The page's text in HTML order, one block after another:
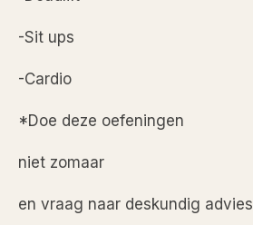
-Sit ups
-Cardio
*Doe deze oefeningen
niet zomaar
en vraag naar deskundig advies